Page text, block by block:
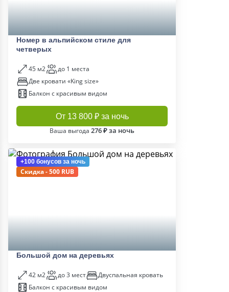
Номер в альпийском стиле для
четверых
45 м2
до 1 места
Две кровати «King size»
Балкон с красивым видом
От 13 800 ₽ за ночь
Ваша выгода 276 ₽ за ночь
+100 бонусов за ночь
Скидка - 500 RUB
Большой дом на деревьях
42 м2 до 3 мест
Двуспальная кровать
Балкон с красивым видом